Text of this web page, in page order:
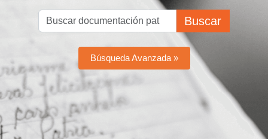
Buscar
Búsqueda Avanzada »